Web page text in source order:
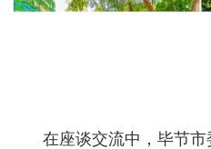
在座谈交流中，毕节